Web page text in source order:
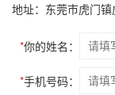
地址：东莞市虎门
*你的姓名：
*手机号码：